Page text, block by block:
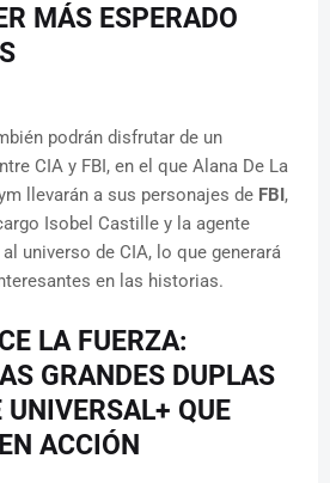
MÁS ESPERADO
podrán disfrutar de un
CIA y FBI, en el que Alana De La
llevarán a sus personajes de FBI,
Isobel Castille y la agente
universo de CIA, lo que generará
en las historias.
LA FUERZA:
GRANDES DUPLAS
UNIVERSAL+ QUE
ACCIÓN